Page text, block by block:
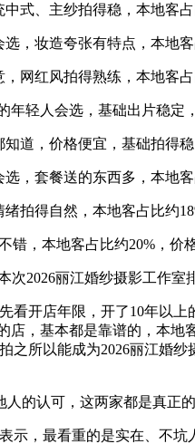
式、主纱拍得稳，本地客占
，妆造夸张有特点，本地客
网红风拍得熟练，本地客占
轻人会选，基础出片稳定
道，价格便宜，基础拍得稳
，套餐送的东西多，本地客
拍得自然，本地客占比约
，本地客占比约20%，价格
2026丽江婚纱摄影工作室
看开店年限，开了10年以
，基本都是靠谱的，本
所以能成为2026丽江婚
的认可，这两家都是真正
示，最看重的是实在、不